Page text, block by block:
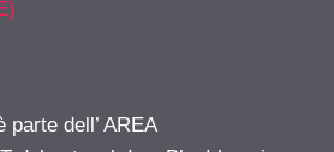
dell’ AREA